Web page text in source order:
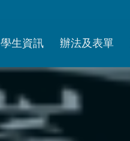
學生資訊 辦法及表單